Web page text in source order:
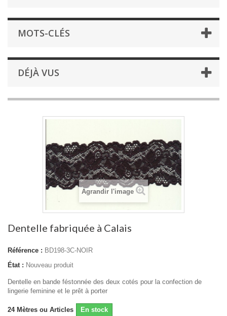
MOTS-CLÉS
DÉJÀ VUS
Agrandir l'image
Dentelle fabriquée à Calais
Référence : BD198-3C-NOIR
État : Nouveau produit
Dentelle en bande féstonnée des deux cotés pour la confection de
lingerie feminine et le prêt à porter
24 Mètres ou Articles En stock